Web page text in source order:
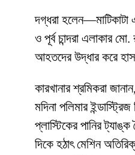
দগ্ধরা
ও পূর্ব চান্দরা এলাকার
আহতদের উদ্ধার করে
কারখানার শ্রমিকরা
মদিনা পলিমার
প্লাস্টিকের পানির
দিকে হঠাৎ মেশিন